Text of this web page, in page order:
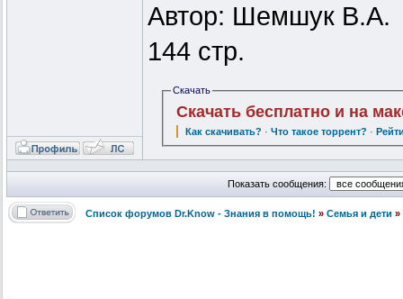
Автор: Шемшук В.А.
144 стр.
Скачать
Скачать бесплатно и на
Как скачивать? ·Что такое торрент? ·
Показать сообщения:
Список форумов Dr.Know - Знания в помощь! » Семья и дети »